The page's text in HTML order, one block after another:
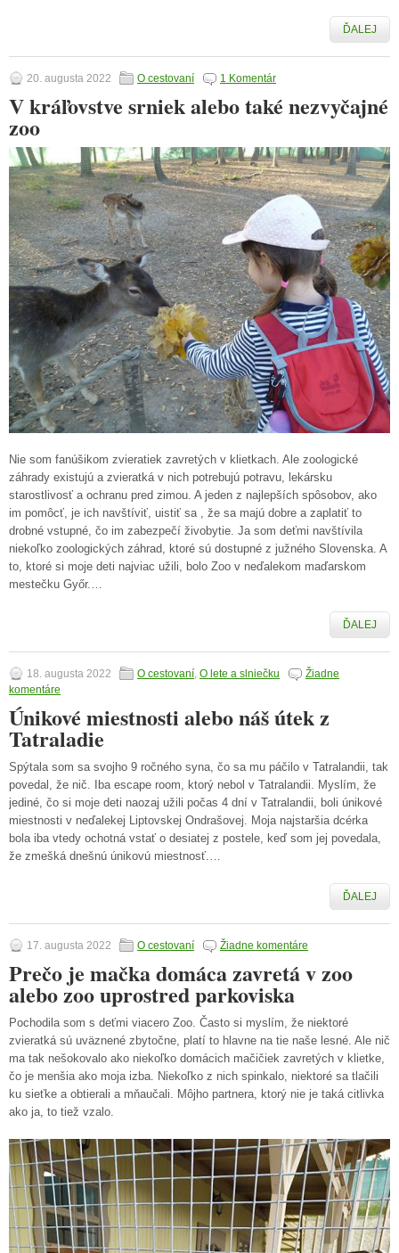
ĎALEJ
20. augusta 2022 O cestovaní 1 Komentár
V kráľovstve srniek alebo také nezvyčajné
zoo
Nie som fanúšikom zvieratiek zavretých v klietkach. Ale zoologické
záhrady existujú a zvieratká v nich potrebujú potravu, lekársku
starostlivosť a ochranu pred zimou. A jeden z najlepších spôsobov, ako
im pomôcť, je ich navštíviť, uistiť sa , že sa majú dobre a zaplatiť to
drobné vstupné, čo im zabezpečí živobytie. Ja som deťmi navštívila
niekoľko zoologických záhrad, ktoré sú dostupné z južného Slovenska. A
to, ktoré si moje deti najviac užili, bolo Zoo v neďalekom maďarskom
mestečku Győr.…
ĎALEJ
18. augusta 2022 O cestovaní, O lete a slniečku
Žiadne
komentáre
Únikové miestnosti alebo náš útek z
Tatraladie
Spýtala som sa svojho 9 ročného syna, čo sa mu páčilo v Tatralandii, tak
povedal, že nič. Iba escape room, ktorý nebol v Tatralandii. Myslím, že
jediné, čo si moje deti naozaj užili počas 4 dní v Tatralandii, boli únikové
miestnosti v neďalekej Liptovskej Ondrašovej. Moja najstaršia dcérka
bola iba vtedy ochotná vstať o desiatej z postele, keď som jej povedala,
že zmešká dnešnú únikovú miestnosť.…
ĎALEJ
17. augusta 2022 O cestovaní Žiadne komentáre
Prečo je mačka domáca zavretá v zoo
alebo zoo uprostred parkoviska
Pochodila som s deťmi viacero Zoo. Často si myslím, že niektoré
zvieratká sú uväznené zbytočne, platí to hlavne na tie naše lesné. Ale nič
ma tak nešokovalo ako niekoľko domácich mačičiek zavretých v klietke,
čo je menšia ako moja izba. Niekoľko z nich spinkalo, niektoré sa tlačili
ku sieťke a obtierali a mňaučali. Môjho partnera, ktorý nie je taká citlivka
ako ja, to tiež vzalo.